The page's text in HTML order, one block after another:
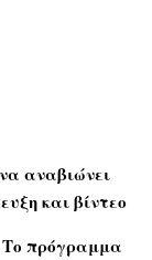
αναβιώνει
και βίντεο
Το πρόγραμμα